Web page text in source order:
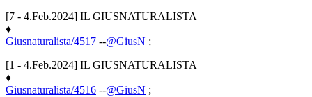
[7 - 4.Feb.2024] IL GIUSNATURALISTA
♦
Giusnaturalista/4517 --@GiusN ;
[1 - 4.Feb.2024] IL GIUSNATURALISTA
♦
Giusnaturalista/4516 --@GiusN ;